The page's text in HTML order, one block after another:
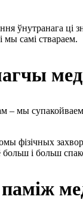
ўнутранага ці
мы самі ствараем.
– мы
фізічных
больш і больш
паміж